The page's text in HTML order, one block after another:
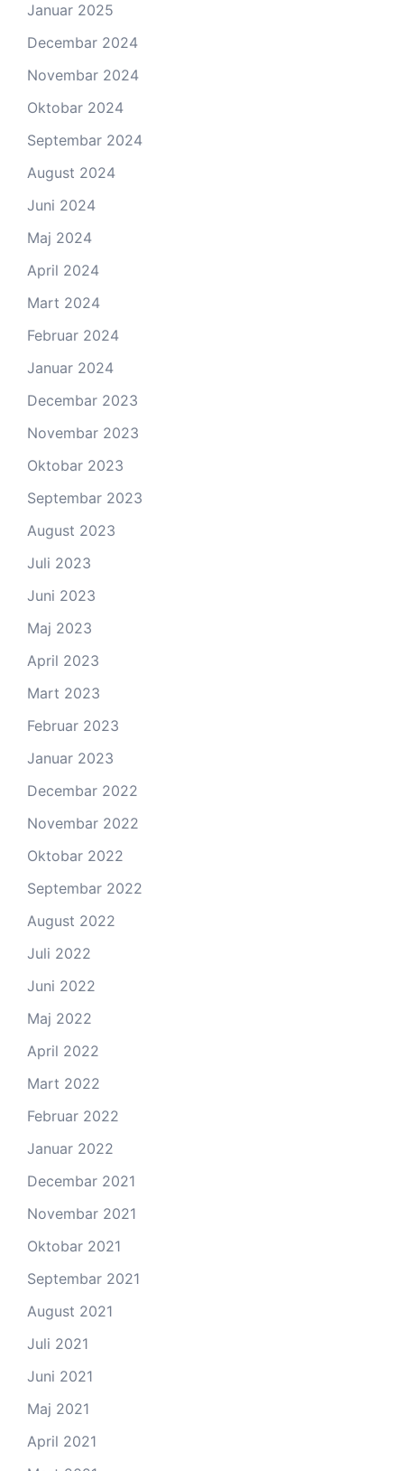
Januar 2025
Decembar 2024
Novembar 2024
Oktobar 2024
Septembar 2024
August 2024
Juni 2024
Maj 2024
April 2024
Mart 2024
Februar 2024
Januar 2024
Decembar 2023
Novembar 2023
Oktobar 2023
Septembar 2023
August 2023
Juli 2023
Juni 2023
Maj 2023
April 2023
Mart 2023
Februar 2023
Januar 2023
Decembar 2022
Novembar 2022
Oktobar 2022
Septembar 2022
August 2022
Juli 2022
Juni 2022
Maj 2022
April 2022
Mart 2022
Februar 2022
Januar 2022
Decembar 2021
Novembar 2021
Oktobar 2021
Septembar 2021
August 2021
Juli 2021
Juni 2021
Maj 2021
April 2021